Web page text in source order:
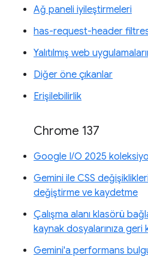
Ağ paneli iyileştirmeleri
has-request-header
Yalıtılmış web
Diğer öne çıkanlar
Erişilebilirlik
Chrome 137
Google I/O 2025
Gemini ile CSS
değiştirme ve kaydetme
Çalışma alanı klasörü
kaynak dosyalarınıza geri
Gemini'a performans